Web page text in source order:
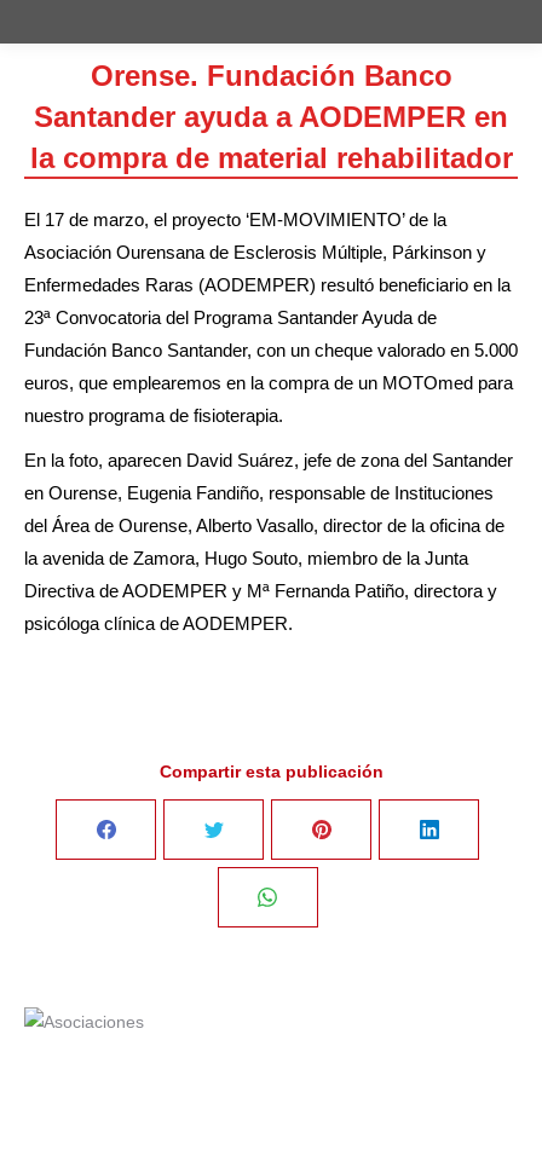
Orense. Fundación Banco
Santander ayuda a AODEMPER en
la compra de material rehabilitador
El 17 de marzo, el proyecto ‘EM-MOVIMIENTO’ de la
Asociación Ourensana de Esclerosis Múltiple, Párkinson y
Enfermedades Raras (AODEMPER) resultó beneficiario en la
23ª Convocatoria del Programa Santander Ayuda de
Fundación Banco Santander, con un cheque valorado en 5.000
euros, que emplearemos en la compra de un MOTOmed para
nuestro programa de fisioterapia.
En la foto, aparecen David Suárez, jefe de zona del Santander
en Ourense, Eugenia Fandiño, responsable de Instituciones
del Área de Ourense, Alberto Vasallo, director de la oficina de
la avenida de Zamora, Hugo Souto, miembro de la Junta
Directiva de AODEMPER y Mª Fernanda Patiño, directora y
psicóloga clínica de AODEMPER.
Compartir esta publicación
Share Share Share